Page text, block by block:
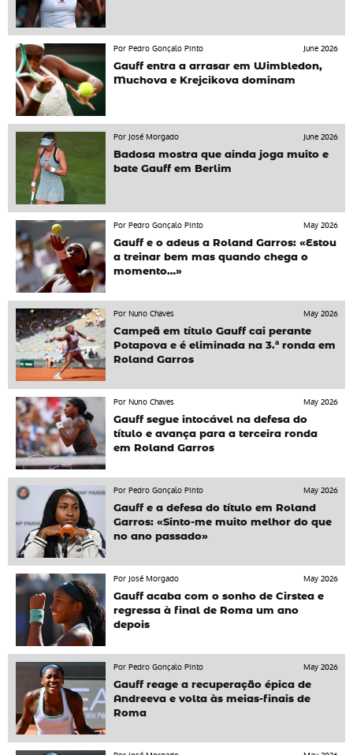
Por Pedro Gonçalo Pinto
June 2026
Gauff entra a arrasar em Wimbledon,
Muchova e Krejcikova dominam
Por José Morgado
June 2026
Badosa mostra que ainda joga muito e
bate Gauff em Berlim
Por Pedro Gonçalo Pinto
May 2026
Gauff e o adeus a Roland Garros: «Estou
a treinar bem mas quando chega o
momento…»
Por Nuno Chaves
May 2026
Campeã em título Gauff cai perante
Potapova e é eliminada na 3.ª ronda em
Roland Garros
Por Nuno Chaves
May 2026
Gauff segue intocável na defesa do
título e avança para a terceira ronda
em Roland Garros
Por Pedro Gonçalo Pinto
May 2026
Gauff e a defesa do título em Roland
Garros: «Sinto-me muito melhor do que
no ano passado»
Por José Morgado
May 2026
Gauff acaba com o sonho de Cirstea e
regressa à final de Roma um ano
depois
Por Pedro Gonçalo Pinto
May 2026
Gauff reage a recuperação épica de
Andreeva e volta às meias-finais de
Roma